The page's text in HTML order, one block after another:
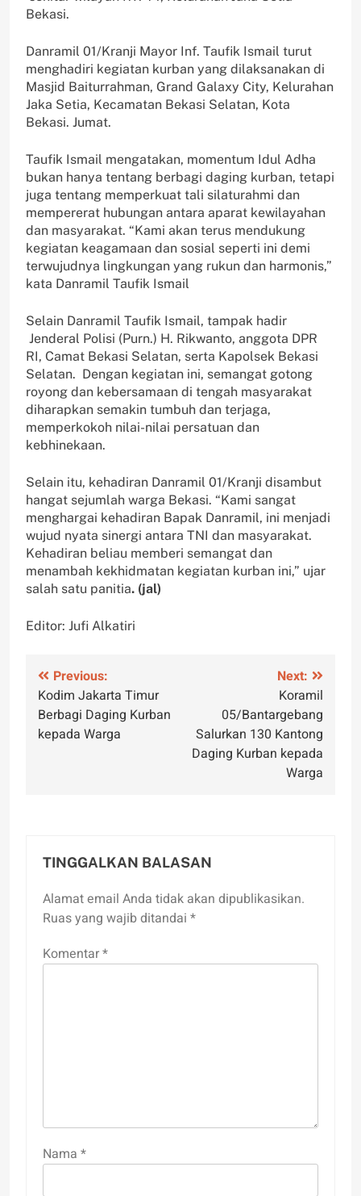
Bekasi.
Danramil 01/Kranji Mayor Inf. Taufik Ismail turut
menghadiri kegiatan kurban yang dilaksanakan di
Masjid Baiturrahman, Grand Galaxy City, Kelurahan
Jaka Setia, Kecamatan Bekasi Selatan, Kota
Bekasi. Jumat.
Taufik Ismail mengatakan, momentum Idul Adha
bukan hanya tentang berbagi daging kurban, tetapi
juga tentang memperkuat tali silaturahmi dan
mempererat hubungan antara aparat kewilayahan
dan masyarakat. “Kami akan terus mendukung
kegiatan keagamaan dan sosial seperti ini demi
terwujudnya lingkungan yang rukun dan harmonis,”
kata Danramil Taufik Ismail
Selain Danramil Taufik Ismail, tampak hadir
Jenderal Polisi (Purn.) H. Rikwanto, anggota DPR
RI, Camat Bekasi Selatan, serta Kapolsek Bekasi
Selatan. Dengan kegiatan ini, semangat gotong
royong dan kebersamaan di tengah masyarakat
diharapkan semakin tumbuh dan terjaga,
memperkokoh nilai-nilai persatuan dan
kebhinekaan.
Selain itu, kehadiran Danramil 01/Kranji disambut
hangat sejumlah warga Bekasi. “Kami sangat
menghargai kehadiran Bapak Danramil, ini menjadi
wujud nyata sinergi antara TNI dan masyarakat.
Kehadiran beliau memberi semangat dan
menambah kekhidmatan kegiatan kurban ini,” ujar
salah satu panitia. (jal)
Editor: Jufi Alkatiri
Navigasi
pos
Previous:
Kodim Jakarta Timur
Berbagi Daging Kurban
kepada Warga
Next:
Koramil
05/Bantargebang
Salurkan 130 Kantong
Daging Kurban kepada
Warga
TINGGALKAN BALASAN
Alamat email Anda tidak akan dipublikasikan.
Ruas yang wajib ditandai *
Komentar*
Nama *